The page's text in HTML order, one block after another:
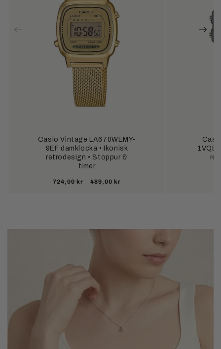
Casio Vintage LA670WEMY-
9EF damklocka • Ikonisk
retrodesign • Stoppur &
timer
Ordinarie
724,00 kr Försäljningspris
489,00 kr